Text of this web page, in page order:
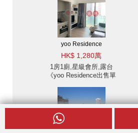
yoo Residence
HK$ 1,280萬
1房1廁,星級會所,露台
《yoo Residence出售單